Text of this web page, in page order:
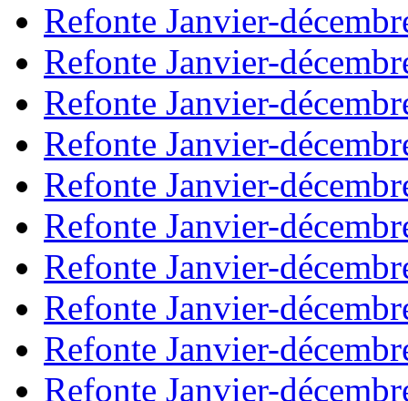
Refonte Janvier-
Refonte Janvier-
Refonte Janvier-
Refonte Janvier-
Refonte Janvier-
Refonte Janvier-
Refonte Janvier-
Refonte Janvier-
Refonte Janvier-
Refonte Janvier-